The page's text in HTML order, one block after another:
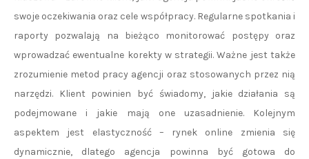
swoje oczekiwania oraz cele współpracy. Regularne spotkania i
raporty pozwalają na bieżąco monitorować postępy oraz
wprowadzać ewentualne korekty w strategii. Ważne jest także
zrozumienie metod pracy agencji oraz stosowanych przez nią
narzędzi. Klient powinien być świadomy, jakie działania są
podejmowane i jakie mają one uzasadnienie. Kolejnym
aspektem jest elastyczność – rynek online zmienia się
dynamicznie, dlatego agencja powinna być gotowa do